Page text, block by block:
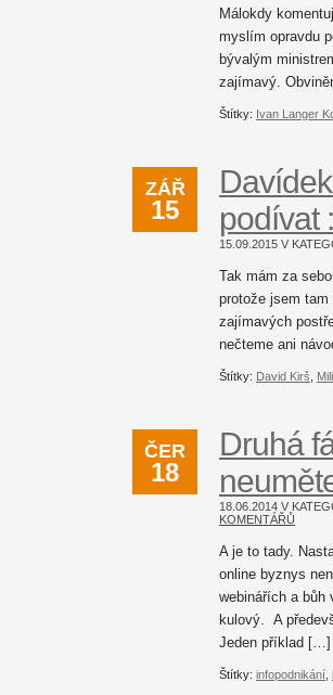
Málokdy
myslím opravdu
bývalým
zajímavý.
Štítky: Ivan Langer
ZÁŘ
15
podívat
15.09.2015 V
Tak mám za
protože jsem
zajímavých
nečteme ani
Štítky: David Kirš,
ČER
18
Druhá
18.06.2014 V
KOMENTÁŘŮ
A je to tady.
online byznys
webinářích a
kulový. A
Jeden příklad […]
Štítky: infopodnikání,